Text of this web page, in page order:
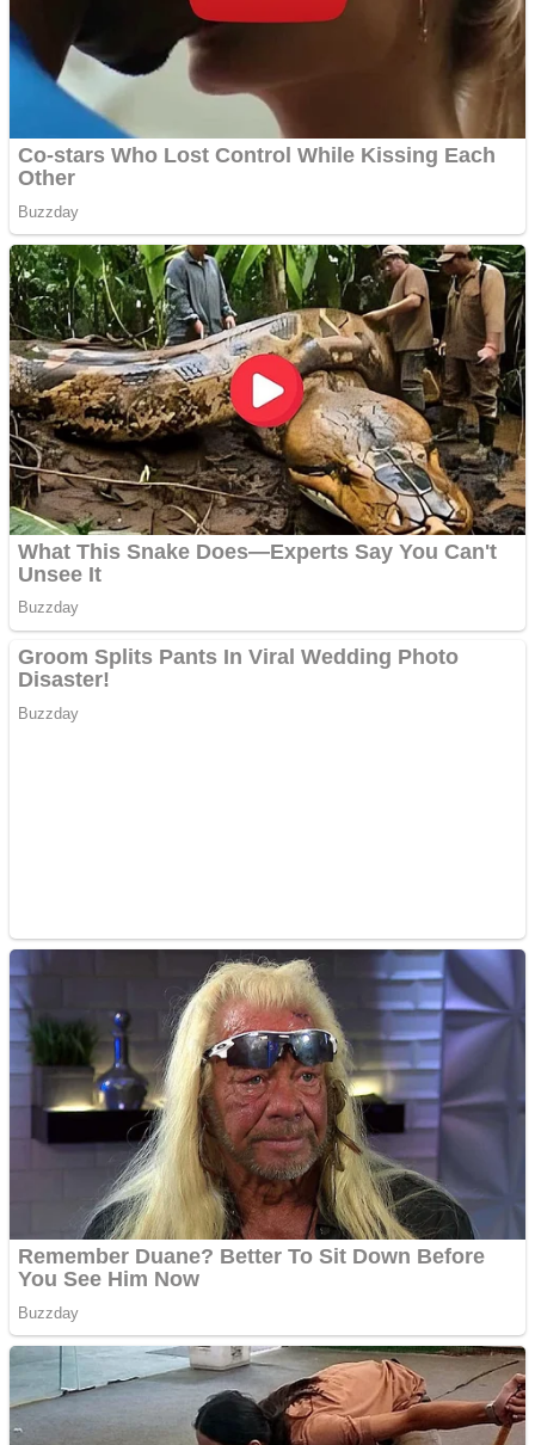
Cutit cositoare KUHN
Creez aplicatie
ANDROID pentru siteul
tau
Creez aplicatie
ANDROID pentru siteul
tau
Anuntul tau apare in mai
multe ziare online
Curatare canapele
Bucuresti. Curatare
profesionala
Website de tip Adsense cu